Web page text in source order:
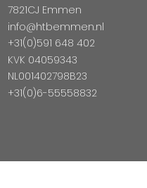
7821CJ Emmen
info@htbemmen.nl
+31(0)591 648 402
KVK 04059343
NL001402798B23
+31(0)6-55558832